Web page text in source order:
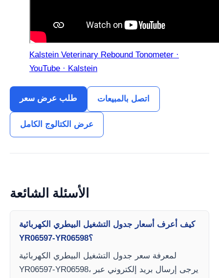
Kalstein Veterinary Rebound Tonometer ·
YouTube · Kalstein
طلب عرض سعر اتصل بالمبيعات
عرض الكتالوج الكامل
الأسئلة الشائعة
كيف أعرف أسعار جدول التشغيل البيطري الكهربائية
YR06597-YR06598؟
لمعرفة سعر جدول التشغيل البيطري الكهربائية
YR06597-YR06598، يرجى إرسال بريد إلكتروني عبر